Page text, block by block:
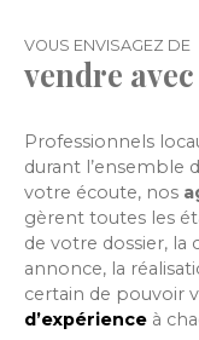
VOUS ENVISAGEZ DE
vendre
Professionnels
durant l’ensemble
votre écoute, nos
gèrent toutes les
de votre dossier, la
annonce, la
certain de pouvoir
d’expérience à